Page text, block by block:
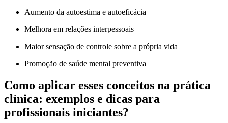
Aumento da autoestima e autoeficácia
Melhora em relações interpessoais
Maior sensação de controle sobre a própria vida
Promoção de saúde mental preventiva
Como aplicar esses conceitos na prática
clínica: exemplos e dicas para
profissionais iniciantes?